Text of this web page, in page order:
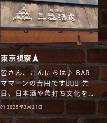
東京視察🗼
皆さん、こんにちは♪ BAR
ママーンの吉田です🧔🏻‍♂️ 先
日、日本酒や角打ち文化を...
2025年3月21日